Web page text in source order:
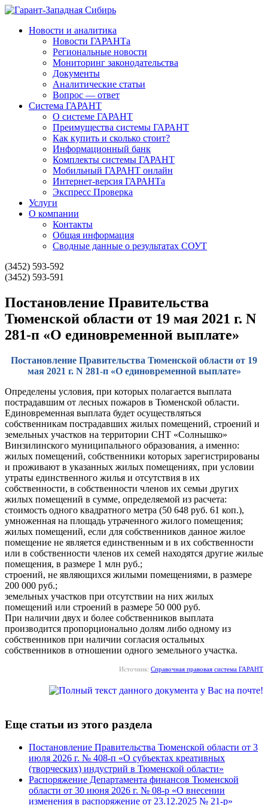
Новости и аналитика
Новости ГАРАНТа
Региональные новости
Мониторинг законодательства
Документы
Аналитические статьи
Вопрос — ответ
Система ГАРАНТ
О системе ГАРАНТ
Преимущества системы ГАРАНТ
Как купить и сколько стоит?
Информационный банк
Комплекты системы ГАРАНТ
Мобильный ГАРАНТ онлайн
Интернет-версия ГАРАНТа
Экспресс Проверка
Услуги
О компании
Контакты
Общая информация
Сводные данные о результатах СОУТ
(3452) 593-592
(3452) 593-591
Постановление Правительства
Тюменской области от 19 мая 2021 г. N
281-п «О единовременной выплате»
Постановление Правительства Тюменской области от 19
мая 2021 г. N 281-п «О единовременной выплате»
Определены условия, при которых полагается выплата
пострадавшим от лесных пожаров в Тюменской области.
Единовременная выплата будет осуществляться
собственникам пострадавших жилых помещений, строений и
земельных участков на территории СНТ «Солнышко»
Винзилинского муниципального образования, а именно:
жилых помещений, собственники которых зарегистрированы
и проживают в указанных жилых помещениях, при условии
утраты единственного жилья и отсутствия в их
собственности, в собственности членов их семьи других
жилых помещений в сумме, определяемой из расчета:
стоимость одного квадратного метра (50 648 руб. 61 коп.),
умноженная на площадь утраченного жилого помещения;
жилых помещений, если для собственников данное жилое
помещение не является единственным и в их собственности
или в собственности членов их семей находятся другие жилые
помещения, в размере 1 млн руб.;
строений, не являющихся жилыми помещениями, в размере
200 000 руб.;
земельных участков при отсутствии на них жилых
помещений или строений в размере 50 000 руб.
При наличии двух и более собственников выплата
производится пропорционально долям либо одному из
собственников при наличии согласия остальных
собственников в отношении одного земельного участка.
Источник: Справочная правовая система ГАРАНТ
Еще статьи из этого раздела
Постановление Правительства Тюменской области от 3
июля 2026 г. № 408-п «О субъектах креативных
(творческих) индустрий в Тюменской области»
Распоряжение Департамента финансов Тюменской
области от 30 июня 2026 г. № 08-р «О внесении
изменения в распоряжение от 23.12.2025 № 21-р»